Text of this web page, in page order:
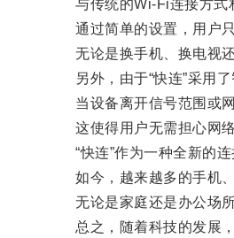
与传统的Wi-Fi连接方式相
通过简单的设置，用户只
无论是换手机、换电视还
另外，由于“快连”采用了
当设备离开信号范围或网
这使得用户无需担心网络
“快连”作为一种全新的连
如今，越来越多的手机、
无论是家庭还是办公场所
总之，随着科技的发展，